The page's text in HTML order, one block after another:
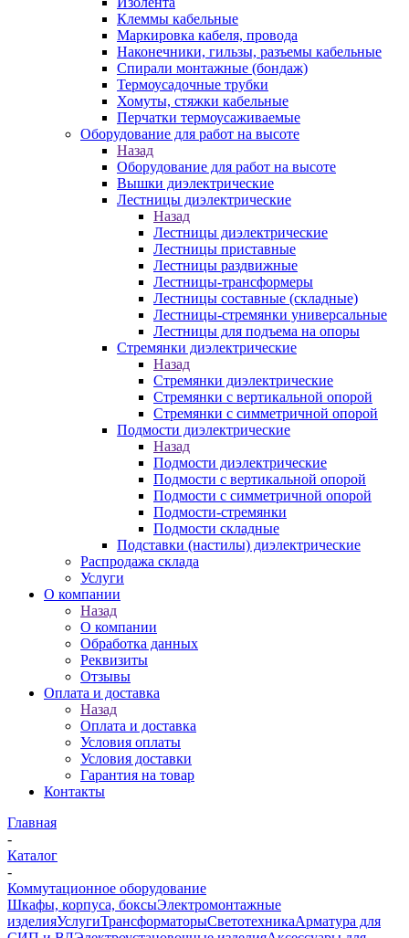
Клеммы кабельные
Маркировка кабеля, провода
Наконечники, гильзы, разъемы кабельные
Спирали монтажные (бондаж)
Термоусадочные трубки
Хомуты, стяжки кабельные
Перчатки термоусаживаемые
Оборудование для работ на высоте
Назад
Оборудование для работ на высоте
Вышки диэлектрические
Лестницы диэлектрические
Назад
Лестницы диэлектрические
Лестницы приставные
Лестницы раздвижные
Лестницы-трансформеры
Лестницы составные (складные)
Лестницы-стремянки универсальные
Лестницы для подъема на опоры
Стремянки диэлектрические
Назад
Стремянки диэлектрические
Стремянки с вертикальной опорой
Стремянки с симметричной опорой
Подмости диэлектрические
Назад
Подмости диэлектрические
Подмости с вертикальной опорой
Подмости с симметричной опорой
Подмости-стремянки
Подмости складные
Подставки (настилы) диэлектрические
Распродажа склада
Услуги
О компании
Назад
О компании
Обработка данных
Реквизиты
Отзывы
Оплата и доставка
Назад
Оплата и доставка
Условия оплаты
Условия доставки
Гарантия на товар
Контакты
Главная
-
Каталог
-
Коммутационное оборудование
Шкафы, корпуса, боксыЭлектромонтажные
изделияУслугиТрансформаторыСветотехникаАрматура для